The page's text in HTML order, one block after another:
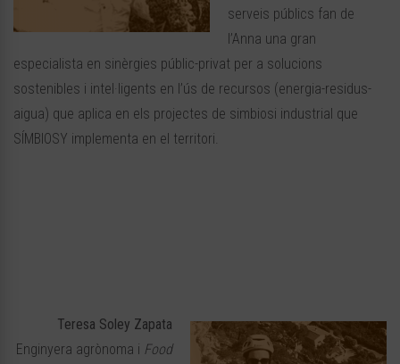
serveis públics fan de
l’Anna una gran
especialista en sinèrgies públic-privat per a solucions
sostenibles i intel·ligents en l’ús de recursos (energia-residus-
aigua) que aplica en els projectes de simbiosi industrial que
SÍMBIOSY implementa en el territori.
Teresa Soley Zapata
Enginyera agrònoma i Food